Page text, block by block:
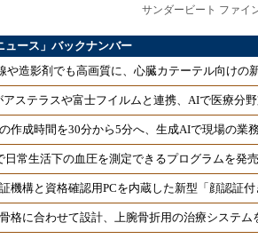
サンダービート ファイ
ュース」バックナンバー
や造影剤でも高画質に、心臓カテーテル向けの
アステラスや富士フイルムと連携、AIで医療分
作成時間を30分から5分へ、生成AIで現場の業
日常生活下の血圧を測定できるプログラムを発売
機構と資格確認用PCを内蔵した新型「顔認証
格に合わせて設計、上腕骨折用の治療システム